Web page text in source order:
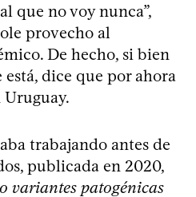
que no voy nunca”,
provecho al
De hecho, si bien
dice que por ahora
trabajando antes de
publicada en 2020,
variantes patogénicas